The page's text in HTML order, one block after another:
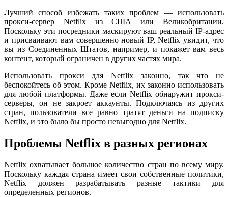
Лучший способ избежать таких проблем — использовать
прокси-сервер Netflix из США или Великобритании.
Поскольку эти посредники маскируют ваш реальный IP-адрес
и присваивают вам совершенно новый IP, Netflix увидит, что
вы из Соединенных Штатов, например, и покажет вам весь
контент, который ограничен в других частях мира.
Использовать прокси для Netflix законно, так что не
беспокойтесь об этом. Кроме Netflix, их законно использовать
для любой платформы. Даже если Netflix обнаружит прокси-
серверы, он не закроет аккаунты. Подключаясь из других
стран, пользователи все равно тратят деньги на подписку
Netflix, и это было бы просто невыгодно для Netflix.
Проблемы Netflix в разных регионах
Netflix охватывает большое количество стран по всему миру.
Поскольку каждая страна имеет свои собственные политики,
Netflix должен разрабатывать разные тактики для
определенных регионов.